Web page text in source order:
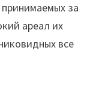
за
ареал их
все